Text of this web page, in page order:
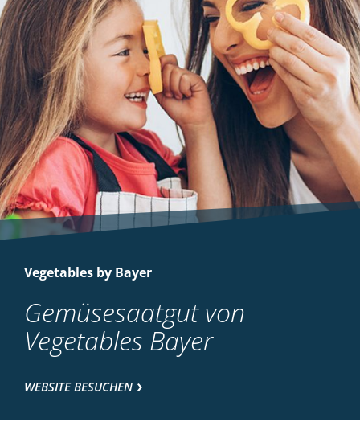
Vegetables by Bayer
Gemüsesaatgut von
Vegetables Bayer
WEBSITE BESUCHEN